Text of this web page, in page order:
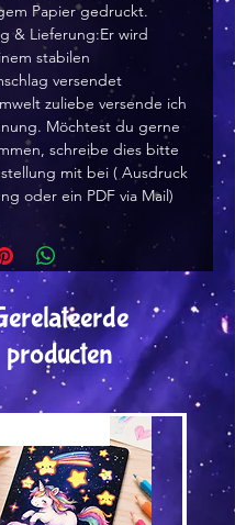
Papier gedruckt.
& Lieferung:Er wird
stabilen
versendet
zuliebe versende ich
Möchtest du gerne
schreibe dies bitte
mit bei ( Ausdruck
oder ein PDF via Mail)
producten